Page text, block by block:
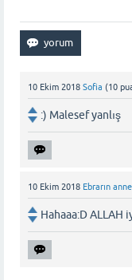
10 Ekim 2018 Sofia (10
:) Malesef yanlış
10 Ekim 2018 Ebrarın
Hahaaa:D ALLAH